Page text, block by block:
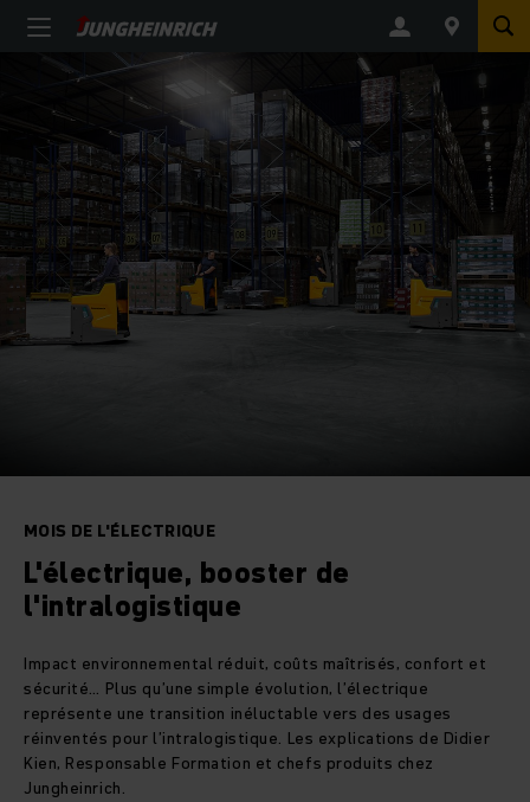
MOIS DE L'ÉLECTRIQUE
L'électrique, booster de
l'intralogistique
Impact environnemental réduit, coûts maîtrisés, confort et
sécurité… Plus qu’une simple évolution, l’électrique
représente une transition inéluctable vers des usages
réinventés pour l’intralogistique. Les explications de Didier
Kien, Responsable Formation et chefs produits chez
Jungheinrich.